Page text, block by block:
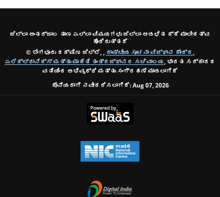
ಜಿಲ್ಲಾ ಅಂತರ್ಜಾಲ ತಾಣ ಎಲ್ಲಾ ವಿಷಯಗಳು ಜಿಲ್ಲಾ ಆಡಳಿತ ಕ್ಕೆ ಮಾಲೀಕತ್ವ
ಹೊಂದಿರುತ್ತದೆ
© ಬೆಂಗಳೂರು ದಕ್ಷಿಣ ಜಿಲ್ಲೆ, ,
ರಾಷ್ಟೀಯ ಸೂಚನಾ ವಿಜ್ಞಾನ ಕೇಂದ್ರ
ಎಲೆಕ್ಟ್ರಾನಿಕ್ಸ್ ಮತ್ತು ಮಾಹಿತಿ ತಂತ್ರಜ್ಞಾನದ ಸಚಿವಾಲಯ , ಭಾರತ ಸರ್ಕಾರದ
ವತಿಯಿಂದ ಅಭಿವೃದ್ಧಿ ಮತ್ತು ಸಂಗ್ರಹಣೆ ಮಾಡಲಾಗಿದೆ
ಕೊನೆಯದಾಗಿ ನವೀಕರಿಸಲಾಗಿದೆ:Aug 07, 2026